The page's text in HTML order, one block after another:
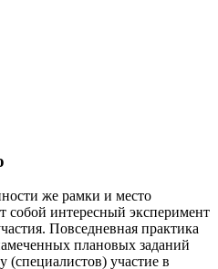
же рамки и место
собой интересный эксперимент
Повседневная практика
плановых заданий
(специалистов) участие в